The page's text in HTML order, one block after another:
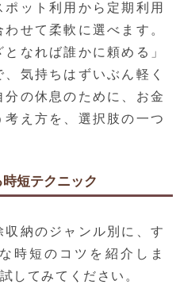
ット利用から定期利用
せて柔軟に選べます。
なれば誰かに頼める」
気持ちはずいぶん軽く
の休息のために、お金
え方を、選択肢の一つ
短テクニック
納のジャンル別に、す
時短のコツを紹介しま
してみてください。